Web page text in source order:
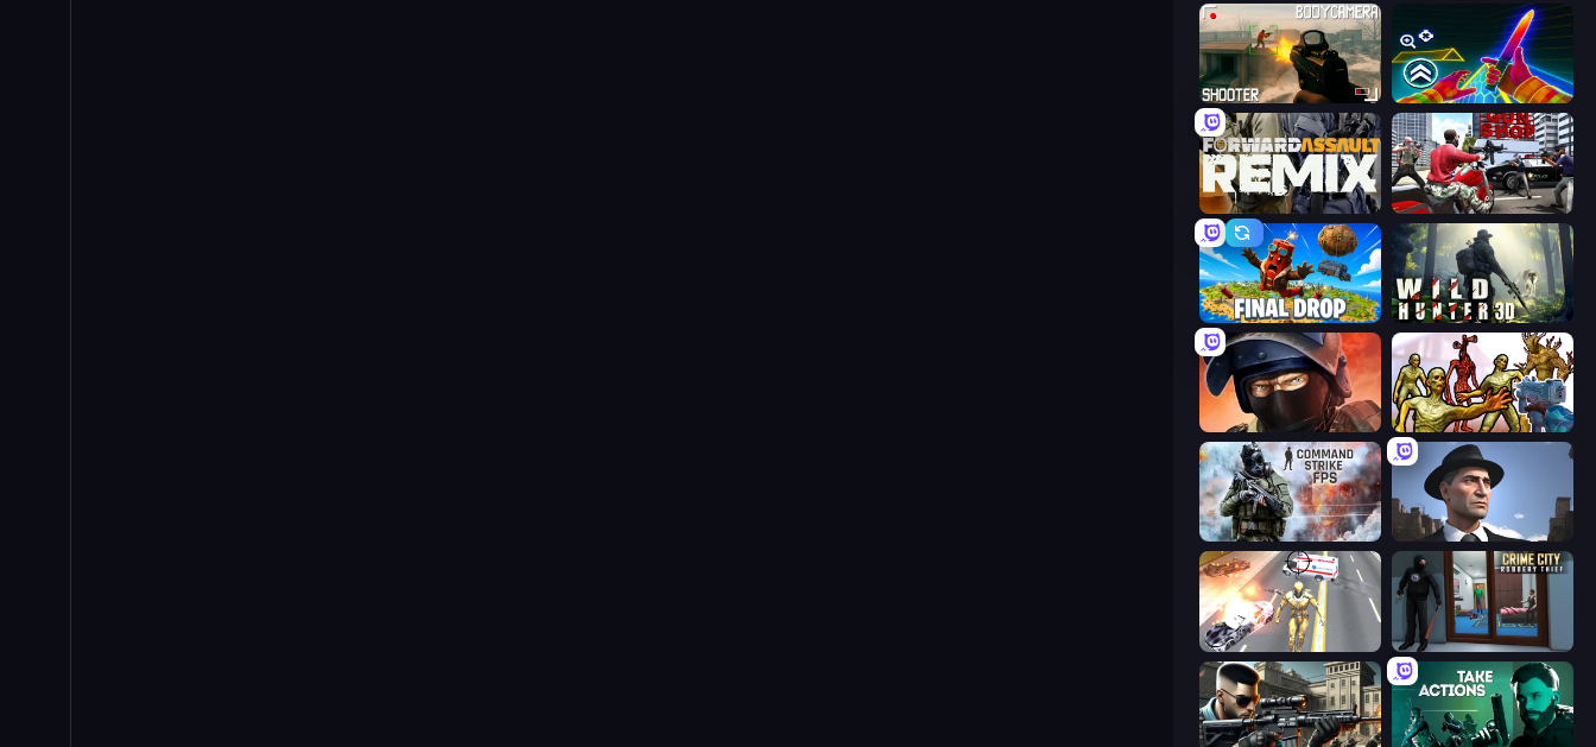
BodyCamera Shooter Surf GO Parkour
Forward Assault Remix Grand Action Simulator: New York
Final Drop Wild Hunter 3D
Bullet Force Monster Shooter Apocalypse
Command Strike FPS Downtown 1930s Mafia
Crime City Robbery Thief Games